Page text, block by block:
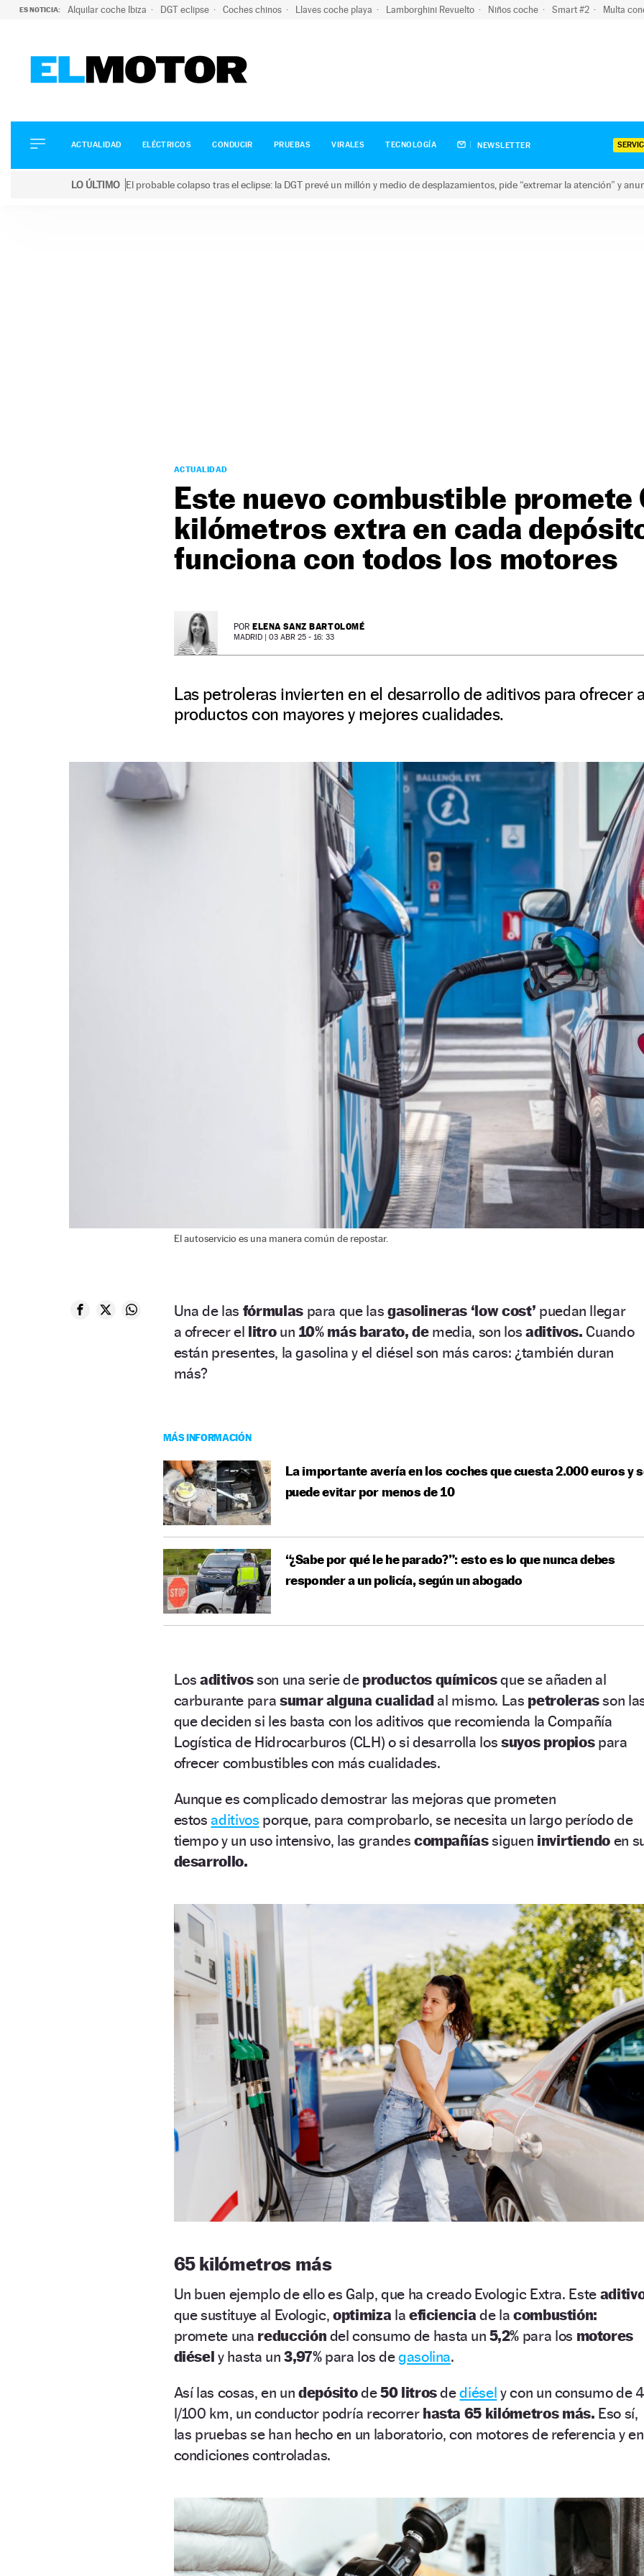
ES NOTICIA: Alquilar coche Ibiza DGT eclipse Coches chinos Llaves coche playa Lamborghini Revuelto Niños coche Smart #2 Multa
ELÉCTRICOS
CONDUCIR
ACTUALIDAD ELÉCTRICOS CONDUCIR PRUEBAS VIRALES TECNOLOGÍA NEWSLETTER
LO ÚLTIMO El probable colapso tras el eclipse: la DGT prevé un millón y medio de desplazamientos, pide “extremar la atención” y
ACTUALIDAD
Este nuevo combustible promete
kilómetros extra en cada
funciona con todos los motores
POR ELENA SANZ BARTOLOMÉ
MADRID | 03 ABR 25 - 16: 33
Las petroleras invierten en el desarrollo de aditivos para ofrecer
productos con mayores y mejores cualidades.
El autoservicio es una manera común de repostar.
Una de las fórmulas para que las gasolineras ‘low cost’ puedan llegar
a ofrecer el litro un 10% más barato, demedia, son los aditivos. Cuando
están presentes, la gasolina y el diésel son más caros: ¿también duran
más?
MÁS INFORMACIÓN
La importante avería en los coches que cuesta 2.000 euros y
puede evitar por menos de 10
“¿Sabe por qué le he parado?”: esto es lo que nunca debes
responder a un policía, según un abogado
Losaditivosson una serie de productos químicosque se añaden al
carburante para sumar alguna cualidadal mismo. Las petrolerasson
que deciden si les basta con los aditivos que recomienda la Compañía
Logística de Hidrocarburos (CLH) o si desarrolla los suyos propiospara
ofrecer combustibles con más cualidades.
Aunque es complicado demostrar las mejoras que prometen
estosaditivos porque, para comprobarlo, se necesita un largo período de
tiempo y un uso intensivo, las grandes compañíassiguen invirtiendo en
desarrollo.
65 kilómetros más
Un buen ejemplo de ello es Galp, que ha creado Evologic Extra. Este
que sustituye al Evologic,optimiza la eficiencia de la combustión:
promete una reducción del consumo de hasta un 5,2% para los motores
diésel y hasta un 3,97%para los degasolina.
Así las cosas, en un depósitode50 litrosdediésel y con un consumo de 4
l/100 km, un conductor podría recorrer hasta 65 kilómetros más. Eso sí,
las pruebas se han hecho en un laboratorio, con motores de referencia y en
condiciones controladas.